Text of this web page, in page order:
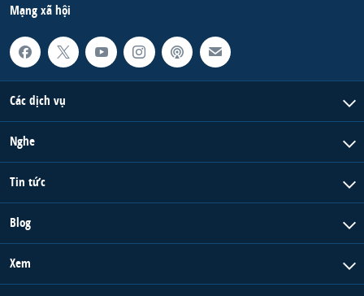
Mạng xã hội
Các dịch vụ
Nghe
Tin tức
Blog
Xem